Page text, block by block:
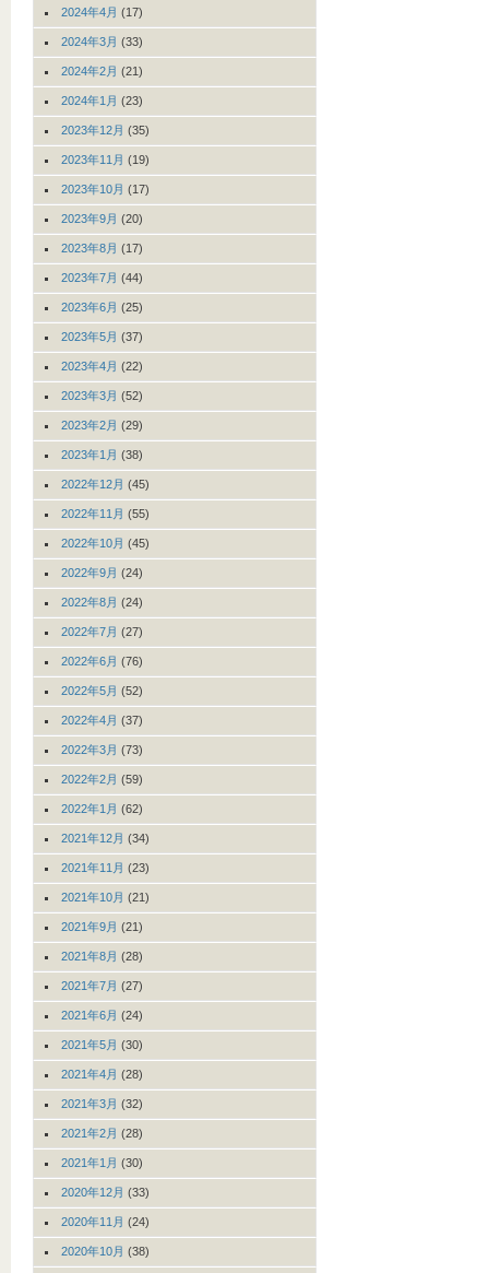
2024年4月 (17)
2024年3月 (33)
2024年2月 (21)
2024年1月 (23)
2023年12月 (35)
2023年11月 (19)
2023年10月 (17)
2023年9月 (20)
2023年8月 (17)
2023年7月 (44)
2023年6月 (25)
2023年5月 (37)
2023年4月 (22)
2023年3月 (52)
2023年2月 (29)
2023年1月 (38)
2022年12月 (45)
2022年11月 (55)
2022年10月 (45)
2022年9月 (24)
2022年8月 (24)
2022年7月 (27)
2022年6月 (76)
2022年5月 (52)
2022年4月 (37)
2022年3月 (73)
2022年2月 (59)
2022年1月 (62)
2021年12月 (34)
2021年11月 (23)
2021年10月 (21)
2021年9月 (21)
2021年8月 (28)
2021年7月 (27)
2021年6月 (24)
2021年5月 (30)
2021年4月 (28)
2021年3月 (32)
2021年2月 (28)
2021年1月 (30)
2020年12月 (33)
2020年11月 (24)
2020年10月 (38)